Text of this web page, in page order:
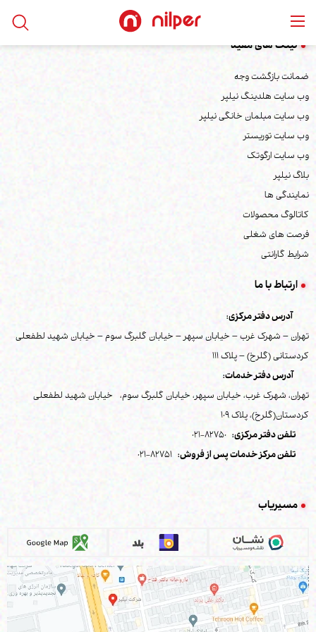
لینک های مفید
ضمانت بازگشت وجه
وب سایت هلدینگ نیلپر
وب سایت مبلمان خانگی نیلپر
وب سایت توریستر
وب سایت ارگوتک
بلاگ نیلپر
نمایندگی ها
کاتالوگ محصولات
فرصت های شغلی
شرایط گارانتی
ارتباط با ما
آدرس دفتر مرکزی:
تهران – شهرک غرب – خیابان سپهر – خیابان گلبرگ سوم – خیابان شهید لطفعلی
کردستانی (گلرخ) – پلاک 111
آدرس دفتر خدمات:
تهران، شهرک غرب، خیابان سپهر، خیابان گلبرگ سوم، خیابان شهید لطفعلی
کردستان(گلرخ)، پلاک 109
تلفن دفتر مرکزی: 82750-021
تلفن مرکز خدمات پس از فروش: 82751-021
مسیریاب